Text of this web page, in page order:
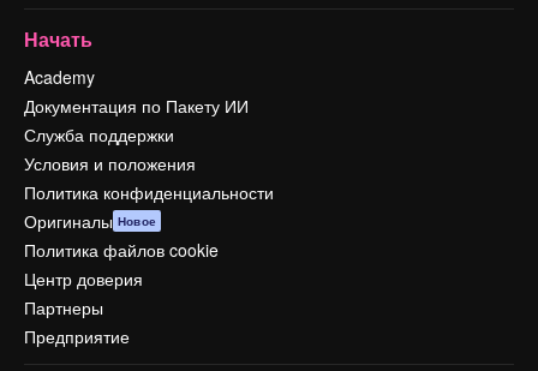
Начать
Academy
Документация по Пакету ИИ
Служба поддержки
Условия и положения
Политика конфиденциальности
Оригиналы Новое
Политика файлов cookie
Центр доверия
Партнеры
Предприятие